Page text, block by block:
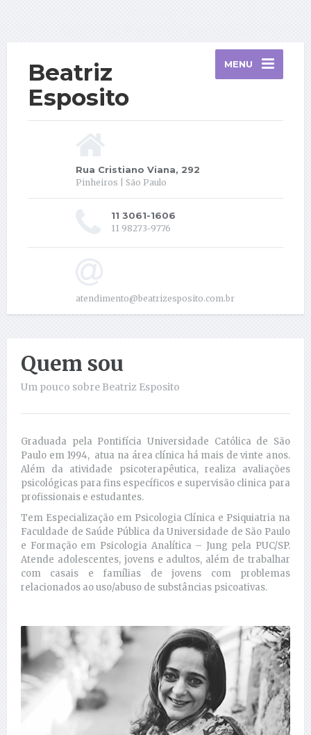
Beatriz
Esposito
MENU
Rua Cristiano Viana, 292
Pinheiros | São Paulo
11 3061-1606
11 98273-9776
atendimento@beatrizesposito.com.br
Quem sou
Um pouco sobre Beatriz Esposito
Graduada pela Pontifícia Universidade Católica de São
Paulo em 1994, atua na área clínica há mais de vinte anos.
Além da atividade psicoterapêutica, realiza avaliações
psicológicas para fins específicos e supervisão clinica para
profissionais e estudantes.
Tem Especialização em Psicologia Clínica e Psiquiatria na
Faculdade de Saúde Pública da Universidade de São Paulo
e Formação em Psicologia Analítica – Jung pela PUC/SP.
Atende adolescentes, jovens e adultos, além de trabalhar
com casais e famílias de jovens com problemas
relacionados ao uso/abuso de substâncias psicoativas.